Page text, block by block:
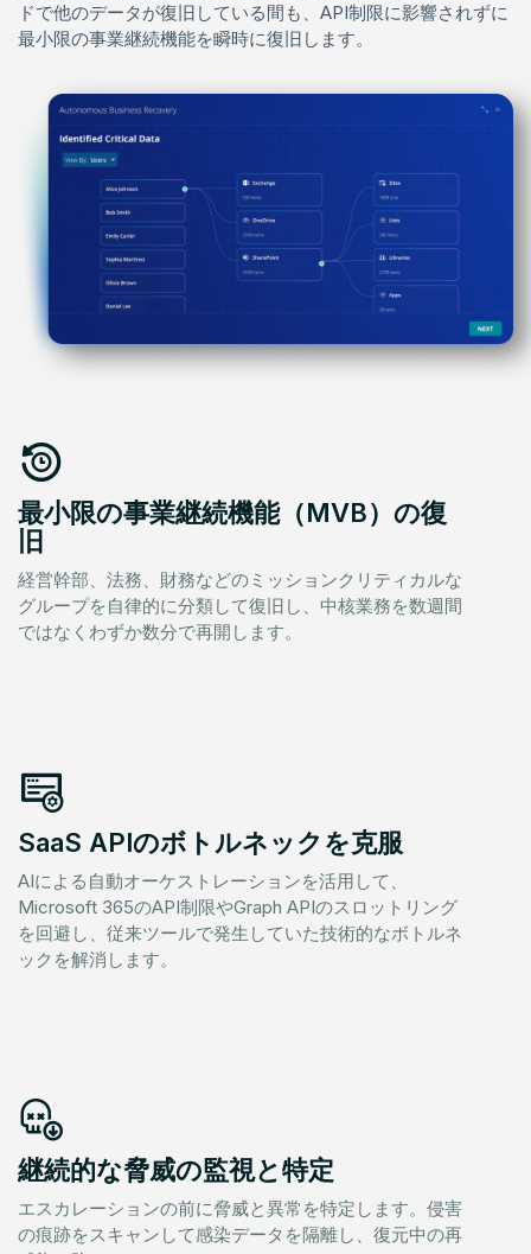
ドで他のデータが復旧している間も、API制限に影響されずに
最小限の事業継続機能を瞬時に復旧します。
最小限の事業継続機能（MVB）の復
旧
経営幹部、法務、財務などのミッションクリティカルな
グループを自律的に分類して復旧し、中核業務を数週間
ではなくわずか数分で再開します。
SaaS APIのボトルネックを克服
AIによる自動オーケストレーションを活用して、
Microsoft 365のAPI制限やGraph APIのスロットリング
を回避し、従来ツールで発生していた技術的なボトルネ
ックを解消します。
継続的な脅威の監視と特定
エスカレーションの前に脅威と異常を特定します。侵害
の痕跡をスキャンして感染データを隔離し、復元中の再